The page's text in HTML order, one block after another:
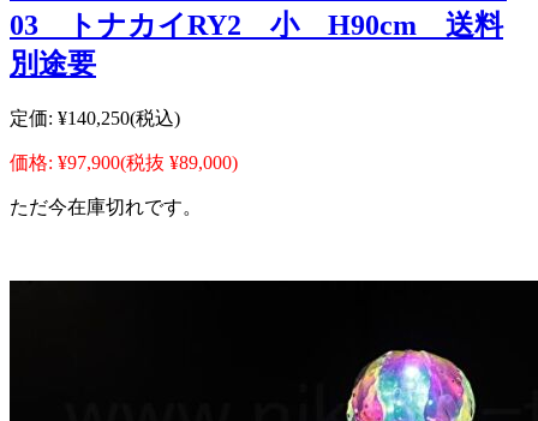
03 トナカイRY2 小 H90cm 送料
別途要
定価: ¥140,250(税込)
価格: ¥97,900(税抜 ¥89,000)
ただ今在庫切れです。